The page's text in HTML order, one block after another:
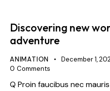
Discovering new
adventure
ANIMATION December 1,
0 Comments
Q Proin faucibus nec